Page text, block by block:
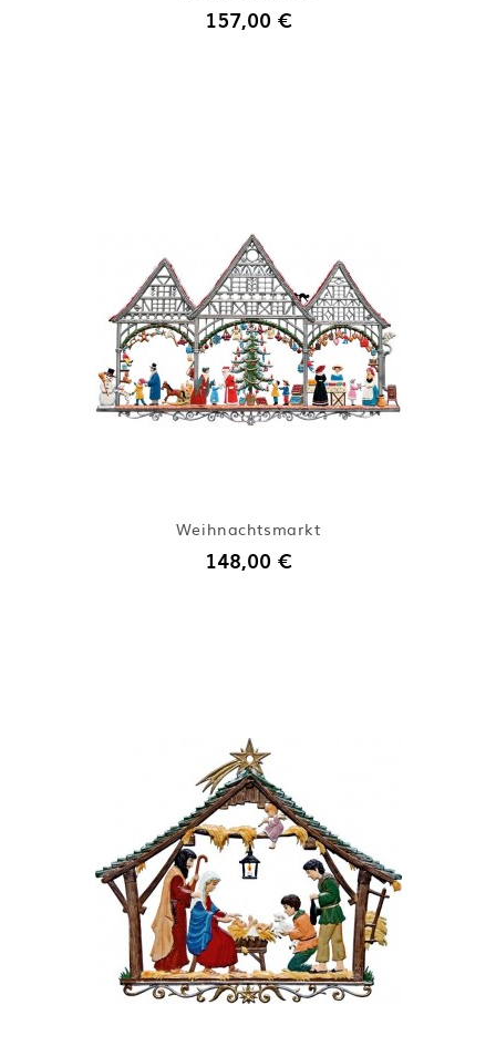
157,00 €
Weihnachtsmarkt
148,00 €